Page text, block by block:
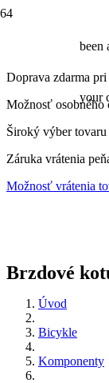
been
your
Doprava zdarma
Možnosť osobného
Široký výber tovaru
Záruka vrátenia
Možnosť vrátenia
Brzdové
Úvod
Bicykle
Komponenty